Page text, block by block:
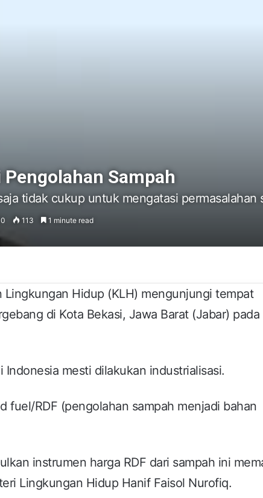
Sampah
tidak cukup untuk mengatasi permasalahan
0 113 1 minute read
Lingkungan Hidup (KLH) mengunjungi tempat
di Kota Bekasi, Jawa Barat (Jabar) pada
mesti dilakukan industrialisasi.
fuel/RDF (pengolahan sampah menjadi bahan
instrumen harga RDF dari sampah ini
Lingkungan Hidup Hanif Faisol Nurofiq.